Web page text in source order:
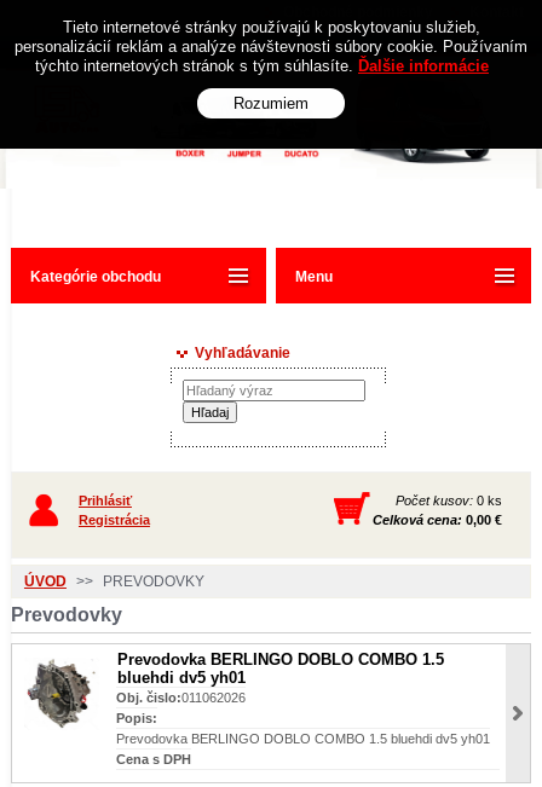
Kategórie obchodu
Vyhľadávanie
Prihlásiť
Registrácia
Počet kusov: 0 ks
Celková cena: 0,00 €
ÚVOD >> PREVODOVKY
Prevodovky
Prevodovka BERLINGO DOBLO COMBO 1.5
bluehdi dv5 yh01
Obj. čislo:011062026
Popis:
Prevodovka BERLINGO DOBLO COMBO 1.5 bluehdi dv5 yh01
Cena s DPH
Menu
Tieto internetové stránky používajú k poskytovaniu služieb,
personalizácií reklám a analýze návštevnosti súbory cookie. Používaním
týchto internetových stránok s tým súhlasíte. Ďalšie informácie
Rozumiem